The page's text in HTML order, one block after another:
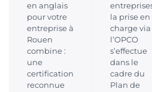
en anglais
pour votre
entreprise à
Rouen
combine :
une
certification
reconnue
la prise en
charge via
l’OPCO
s’effectue
dans le
cadre du
Plan de